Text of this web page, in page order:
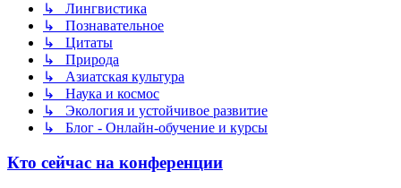
↳ Лингвистика
↳ Познавательное
↳ Цитаты
↳ Природа
↳ Азиатская культура
↳ Наука и космос
↳ Экология и устойчивое развитие
↳ Блог - Онлайн-обучение и курсы
Кто сейчас на конференции